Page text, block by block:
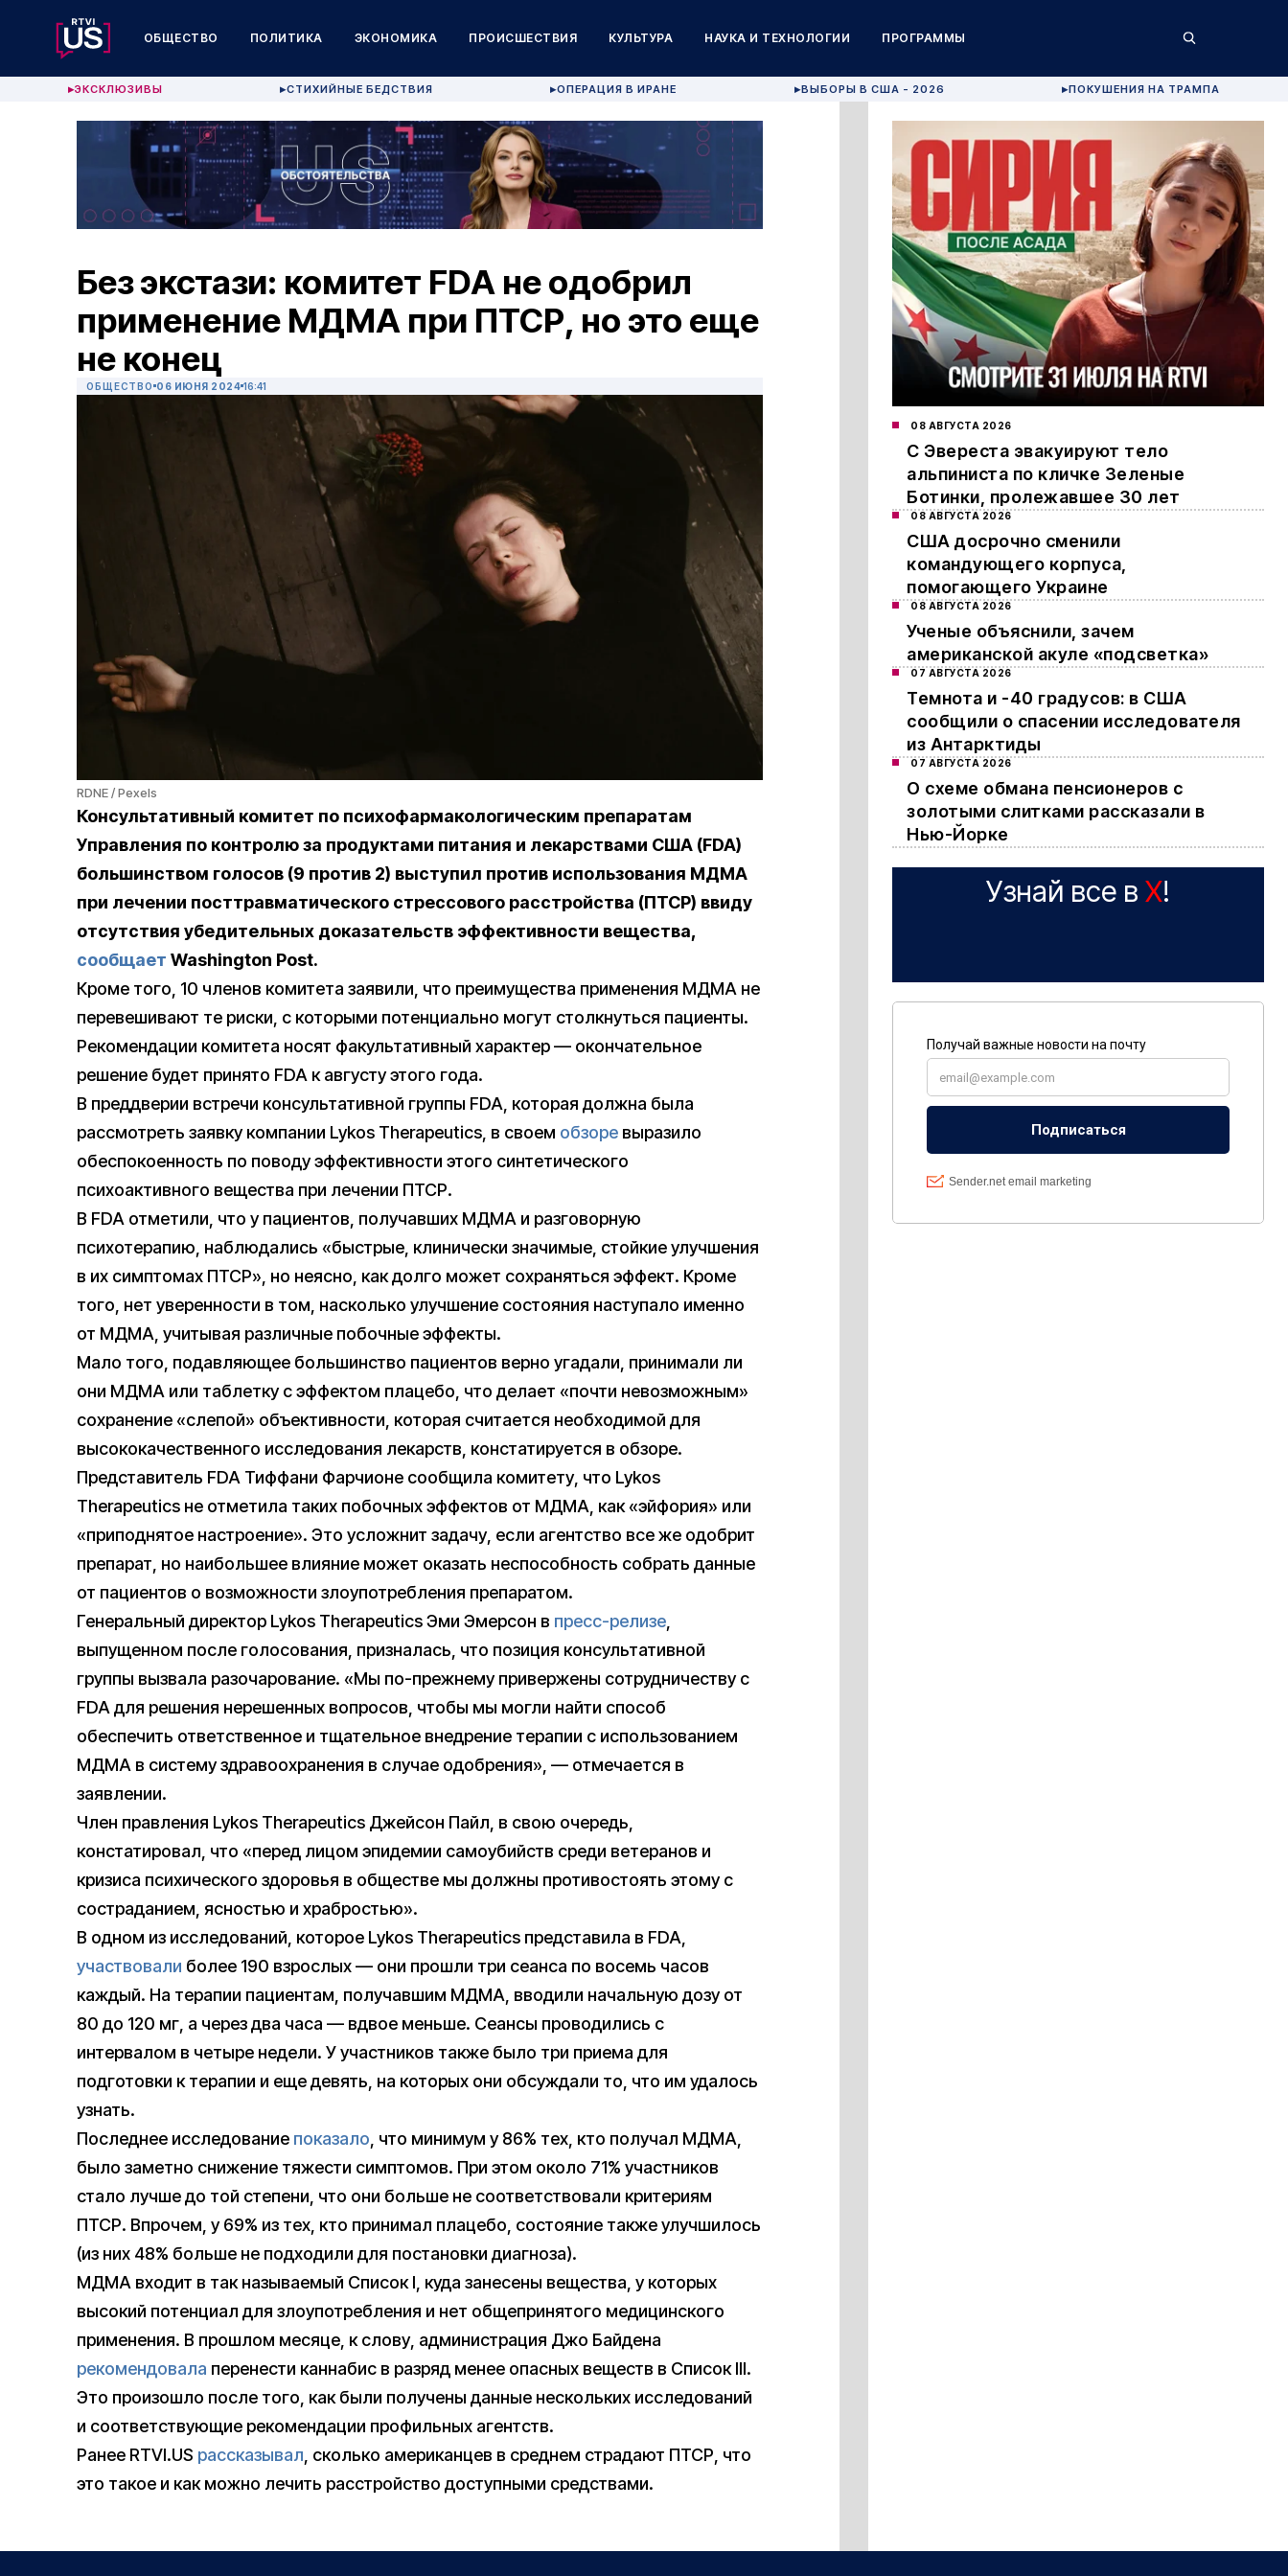
ОБЩЕСТВО ПОЛИТИКА ЭКОНОМИКА ПРОИСШЕСТВИЯ КУЛЬТУРА НАУКА И ТЕХНОЛОГИИ ПРОГРАММЫ
▶ЭКСКЛЮЗИВЫ ▶СТИХИЙНЫЕ БЕДСТВИЯ ▶ОПЕРАЦИЯ В ИРАНЕ ▶ВЫБОРЫ В США - 2026 ▶ПОКУШЕНИЯ НА ТРАМПА
Без экстази: комитет FDA не одобрил
применение МДМА при ПТСР, но это еще
не конец
ОБЩЕСТВО 06 ИЮНЯ 2024 16:41
RDNE / Pexels
Консультативный комитет по психофармакологическим препаратам
Управления по контролю за продуктами питания и лекарствами США (FDA)
большинством голосов (9 против 2) выступил против использования МДМА
при лечении посттравматического стрессового расстройства (ПТСР) ввиду
отсутствия убедительных доказательств эффективности вещества,
сообщает Washington Post.
Кроме того, 10 членов комитета заявили, что преимущества применения МДМА не
перевешивают те риски, с которыми потенциально могут столкнуться пациенты.
Рекомендации комитета носят факультативный характер — окончательное
решение будет принято FDA к августу этого года.
В преддверии встречи консультативной группы FDA, которая должна была
рассмотреть заявку компании Lykos Therapeutics, в своем обзоре выразило
обеспокоенность по поводу эффективности этого синтетического
психоактивного вещества при лечении ПТСР.
В FDA отметили, что у пациентов, получавших МДМА и разговорную
психотерапию, наблюдались «быстрые, клинически значимые, стойкие улучшения
в их симптомах ПТСР», но неясно, как долго может сохраняться эффект. Кроме
того, нет уверенности в том, насколько улучшение состояния наступало именно
от МДМА, учитывая различные побочные эффекты.
Мало того, подавляющее большинство пациентов верно угадали, принимали ли
они МДМА или таблетку с эффектом плацебо, что делает «почти невозможным»
сохранение «слепой» объективности, которая считается необходимой для
высококачественного исследования лекарств, констатируется в обзоре.
Представитель FDA Тиффани Фарчионе сообщила комитету, что Lykos
Therapeutics не отметила таких побочных эффектов от МДМА, как «эйфория» или
«приподнятое настроение». Это усложнит задачу, если агентство все же одобрит
препарат, но наибольшее влияние может оказать неспособность собрать данные
от пациентов о возможности злоупотребления препаратом.
Генеральный директор Lykos Therapeutics Эми Эмерсон в пресс-релизе,
выпущенном после голосования, призналась, что позиция консультативной
группы вызвала разочарование. «Мы по-прежнему привержены сотрудничеству с
FDA для решения нерешенных вопросов, чтобы мы могли найти способ
обеспечить ответственное и тщательное внедрение терапии с использованием
МДМА в систему здравоохранения в случае одобрения», — отмечается в
заявлении.
Член правления Lykos Therapeutics Джейсон Пайл, в свою очередь,
констатировал, что «перед лицом эпидемии самоубийств среди ветеранов и
кризиса психического здоровья в обществе мы должны противостоять этому с
состраданием, ясностью и храбростью».
В одном из исследований, которое Lykos Therapeutics представила в FDA,
участвовали более 190 взрослых — они прошли три сеанса по восемь часов
каждый. На терапии пациентам, получавшим МДМА, вводили начальную дозу от
80 до 120 мг, а через два часа — вдвое меньше. Сеансы проводились с
интервалом в четыре недели. У участников также было три приема для
подготовки к терапии и еще девять, на которых они обсуждали то, что им удалось
узнать.
Последнее исследование показало, что минимум у 86% тех, кто получал МДМА,
было заметно снижение тяжести симптомов. При этом около 71% участников
стало лучше до той степени, что они больше не соответствовали критериям
ПТСР. Впрочем, у 69% из тех, кто принимал плацебо, состояние также улучшилось
(из них 48% больше не подходили для постановки диагноза).
МДМА входит в так называемый Список I, куда занесены вещества, у которых
высокий потенциал для злоупотребления и нет общепринятого медицинского
применения. В прошлом месяце, к слову, администрация Джо Байдена
рекомендовала перенести каннабис в разряд менее опасных веществ в Список III.
Это произошло после того, как были получены данные нескольких исследований
и соответствующие рекомендации профильных агентств.
Ранее RTVI.US рассказывал, сколько американцев в среднем страдают ПТСР, что
это такое и как можно лечить расстройство доступными средствами.
08 АВГУСТА 2026
С Эвереста эвакуируют тело
альпиниста по кличке Зеленые
Ботинки, пролежавшее 30 лет
08 АВГУСТА 2026
США досрочно сменили
командующего корпуса,
помогающего Украине
08 АВГУСТА 2026
Ученые объяснили, зачем
американской акуле «подсветка»
07 АВГУСТА 2026
Темнота и -40 градусов: в США
сообщили о спасении исследователя
из Антарктиды
07 АВГУСТА 2026
О схеме обмана пенсионеров с
золотыми слитками рассказали в
Нью-Йорке
Узнай все в X!